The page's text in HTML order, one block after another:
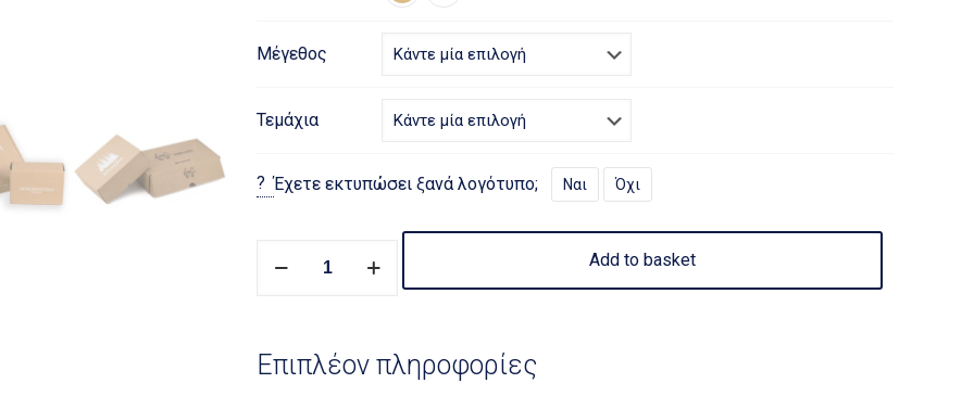
Μέγεθος
Τεμάχια
?Έχετε εκτυπώσει ξανά λογότυπο; Ναι Όχι
Λογότυπο
Add to basket
Επιπλέον πληροφορίες